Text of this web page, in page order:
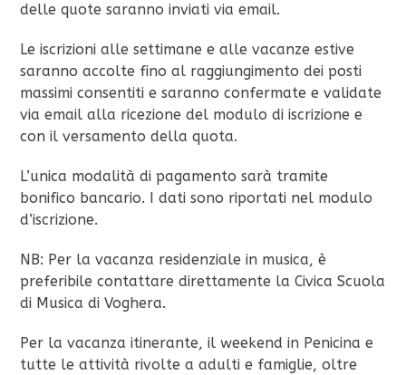
delle quote saranno inviati via email.
Le iscrizioni alle settimane e alle vacanze estive
saranno accolte fino al raggiungimento dei posti
massimi consentiti e saranno confermate e validate
via email alla ricezione del modulo di iscrizione e
con il versamento della quota.
L’unica modalità di pagamento sarà tramite
bonifico bancario. I dati sono riportati nel modulo
d’iscrizione.
NB: Per la vacanza residenziale in musica, è
preferibile contattare direttamente la Civica Scuola
di Musica di Voghera.
Per la vacanza itinerante, il weekend in Penicina e
tutte le attività rivolte a adulti e famiglie, oltre